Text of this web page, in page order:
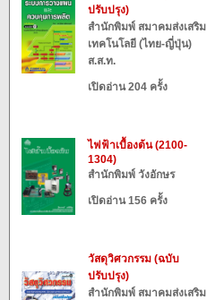
ปรับปรุง)
สำนักพิมพ์ สมาคมส่งเสริม
เทคโนโลยี (ไทย-ญี่ปุ่น)
ส.ส.ท.
เปิดอ่าน 204 ครั้ง
ไฟฟ้าเบื้องต้น (2100-
1304)
สำนักพิมพ์ วังอักษร
เปิดอ่าน 156 ครั้ง
วัสดุวิศวกรรม (ฉบับ
ปรับปรุง)
สำนักพิมพ์ สมาคมส่งเสริม